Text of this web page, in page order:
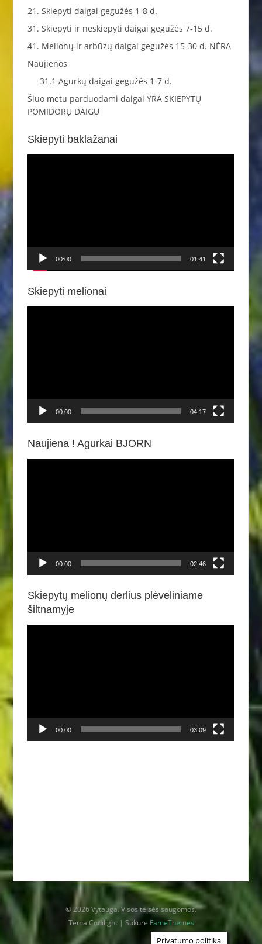
21. Skiepyti daigai gegužės 1-8 d.
31. Skiepyti ir neskiepyti daigai gegužės 7-15 d.
41. Melionų ir arbūzų daigai gegužės 15-30 d. NĖRA
Naujienos
31.1 Agurkų daigai gegužės 1-7 d.
Šiuo metu parduodami daigai YRA SKIEPYTŲ
POMIDORŲ DAIGŲ
Skiepyti baklažanai
00:00 01:41
Skiepyti melionai
00:00 04:17
Naujiena ! Agurkai BJORN
00:00 02:46
Skiepytų melionų derlius plėveliniame
šiltnamyje
00:00 03:09
© 2026 Vytauga. Visos teisės saugomos.
Tema Codilight | Sukūrė FameThemes
Privatumo politika